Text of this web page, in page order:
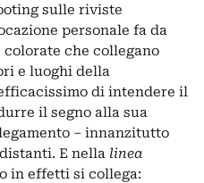
sulle riviste
personale fa da
che collegano
e luoghi della
di intendere il
il segno alla sua
– innanzitutto
E nella linea
in effetti si collega: